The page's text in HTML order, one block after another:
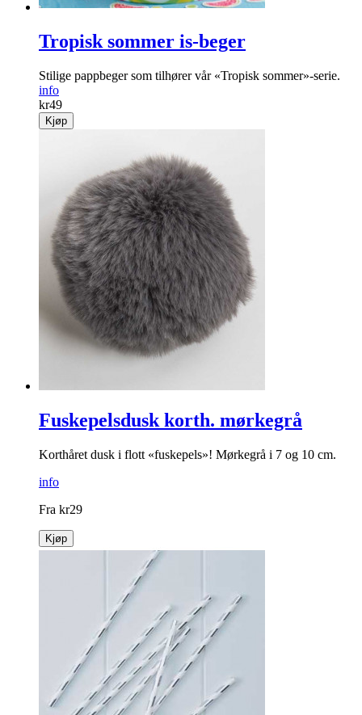
Tropisk sommer is-beger
Stilige pappbeger som tilhører vår «Tropisk sommer»-serie.
info
kr49
Kjøp
Fuskepelsdusk korth. mørkegrå
Korthåret dusk i flott «fuskepels»! Mørkegrå i 7 og 10 cm.
info
Fra kr29
Kjøp